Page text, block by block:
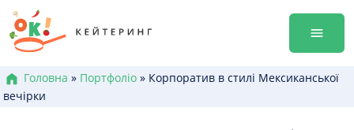
Перейти
до
змісту
Гала-
Меню
Головна » Портфоліо » Корпоратив в стилі Мексиканської
вечірки